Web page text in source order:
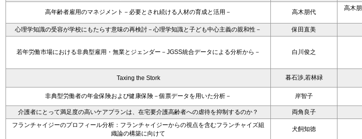
高年齢者雇用のマネジメント－必要とされ続ける人材の育成と活用－ 高木朋代
高木
心理学知識の受容が学校にもたらす意味の再検討－心理学知識と子ども中心主義の親和性－ 保田直美
若年労働市場における非典型雇用・無業とジェンダー－JGSS統合データによる分析から－ 白川俊之
Taxing the Stork 暮石渉,若林緑
非典型労働者の年金保険および健康保険－個票データを用いた分析－ 岸智子
介護者にとって満足度の高いケアプランは、在宅要介護高齢者への虐待を抑制するのか？
両角良子
フランチャイジーのプロフィール分析：フランチャイジーからの視点を含むフランチャイズ組
織論の構築に向けて
犬飼知徳